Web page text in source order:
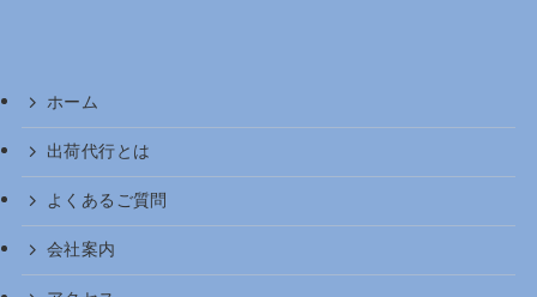
ホーム
出荷代行とは
よくあるご質問
会社案内